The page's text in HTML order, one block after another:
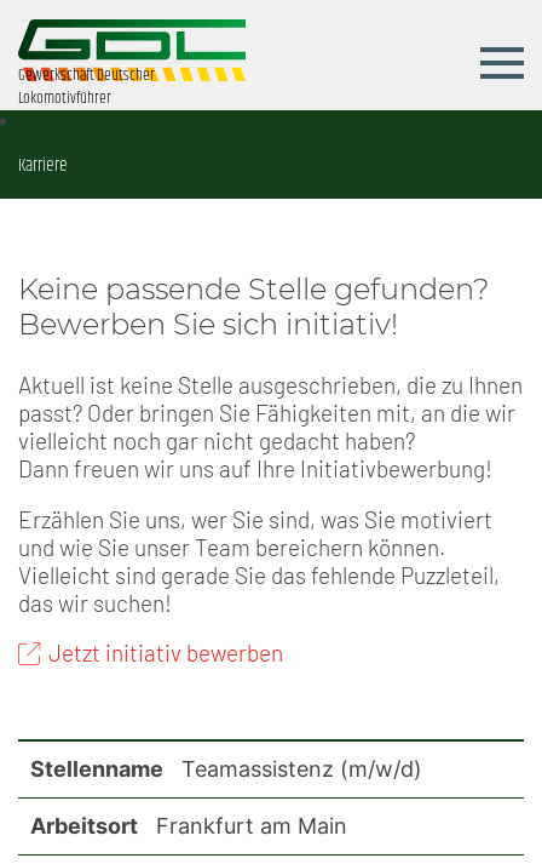
Gewerkschaft Deutscher
Lokomotivführer
Karriere
Keine passende Stelle gefunden?
Bewerben Sie sich initiativ!
Aktuell ist keine Stelle ausgeschrieben, die zu Ihnen
passt? Oder bringen Sie Fähigkeiten mit, an die wir
vielleicht noch gar nicht gedacht haben?
Dann freuen wir uns auf Ihre Initiativbewerbung!
Erzählen Sie uns, wer Sie sind, was Sie motiviert
und wie Sie unser Team bereichern können.
Vielleicht sind gerade Sie das fehlende Puzzleteil,
das wir suchen!
Jetzt initiativ bewerben